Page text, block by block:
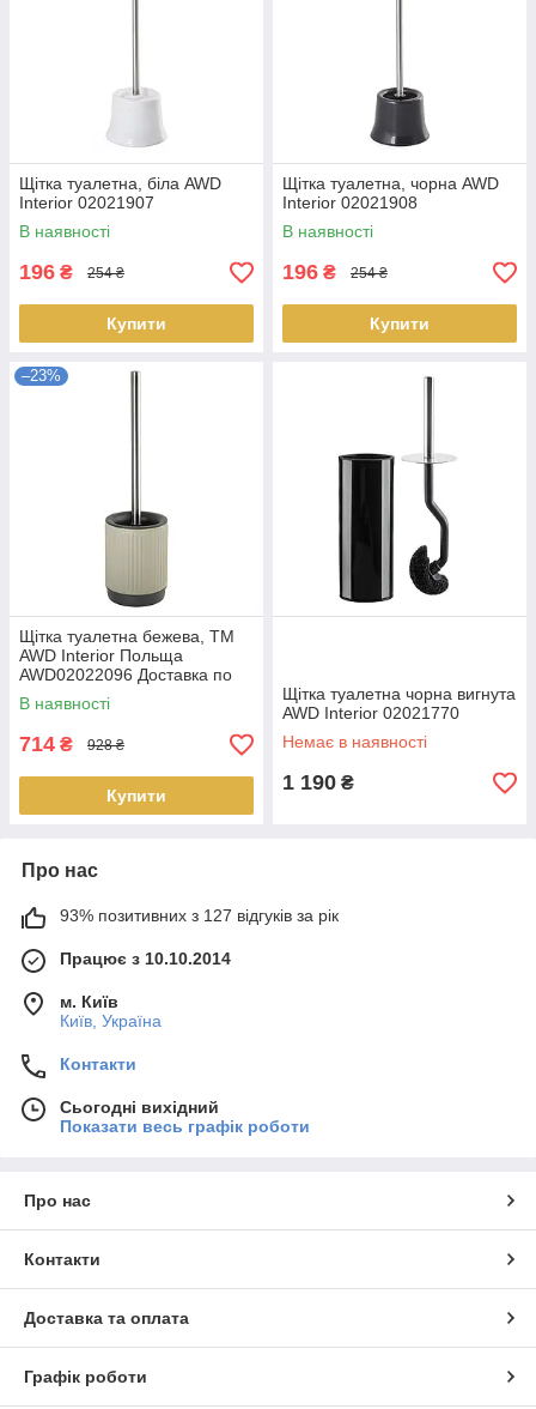
Щітка туалетна, біла AWD
Interior 02021907
В наявності
196 ₴ 254 ₴
Купити
Щітка туалетна, чорна AWD
Interior 02021908
В наявності
196 ₴ 254 ₴
Купити
–23%
Щітка туалетна бежева, ТМ
AWD Interior Польща
AWD02022096 Доставка по
Україні
В наявності
714 ₴ 928 ₴
Купити
Щітка туалетна чорна вигнута
AWD Interior 02021770
Немає в наявності
1 190 ₴
Про нас
93% позитивних з 127 відгуків за рік
Працює з 10.10.2014
м. Київ
Київ, Україна
Контакти
Сьогодні вихідний
Показати весь графік роботи
Про нас
Контакти
Доставка та оплата
Графік роботи